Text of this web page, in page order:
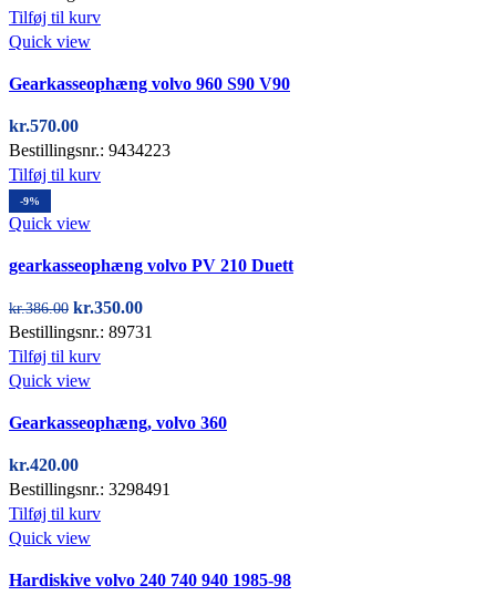
Tilføj til kurv
Quick view
Gearkasseophæng volvo 960 S90 V90
kr.570.00
Bestillingsnr.: 9434223
Tilføj til kurv
-9%
Quick view
gearkasseophæng volvo PV 210 Duett
kr.386.00 Den
oprindelige
pris
var:
kr.350.00Den
aktuelle
Bestillingsnr.: 89731
Tilføj til kurv
Quick view
Gearkasseophæng, volvo 360
kr.420.00
Bestillingsnr.: 3298491
Tilføj til kurv
Quick view
Hardiskive volvo 240 740 940 1985-98